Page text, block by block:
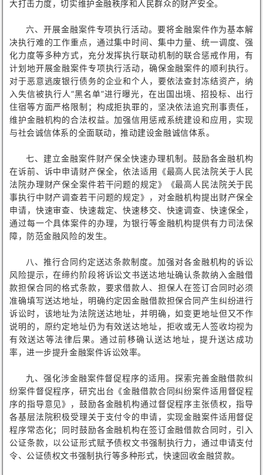
大打击力度，切实维护金融秩序和人民群众的财产安全。
六、开展金融案件专项执行活动。要将金融案件作为基本解
决执行难的工作重点，通过集中时间、集中力量、统一调度、强
化力度等多种方式，充分发挥执行联动机制的联合惩戒作用，有
计划地开展金融案件专项执行活动，确保金融案件的顺利执行。
对于恶意逃废银行债务的企业和个人，要依法查封冻结资产，纳
入失信被执行人“黑名单”进行曝光，在出国出境、招投标、出行
住宿等方面严格限制；构成拒执罪的，坚决依法追究刑事责任，
维护金融机构的合法权益。加强信用惩戒系统建设和应用，实现
与社会诚信体系的全面联动，推动建设金融诚信体系。
七、建立金融案件财产保全快速办理机制。鼓励各金融机构
在诉前、诉中申请财产保全，依法适用《最高人民法院关于人民
法院办理财产保全案件若干问题的规定》《最高人民法院关于民
事执行中财产调查若干问题的规定》，对金融机构提出财产保全
申请，快速审查、快速裁定、快速移交、快速调查、快速保全，
通过每一个具体案件的办理，为银行等金融机构提供有力司法保
障，防范金融风险的发生。
八、推行合同约定送达条款制度。加强对各金融机构的诉讼
风险提示，在缔约阶段将诉讼文书送达地址确认条款纳入金融借
款担保合同的格式条款，要求借款人、担保人在签订合同时必须
准确填写送达地址，明确约定因金融借款担保合同产生纠纷进行
诉讼时，该地址为法院送达地址，并明确，如变更地址但又不作
说明的，原约定地址仍为有效送达地址，拒收或无人签收均视为
有效送达等法律后果。通过前移确认送达地址，提升送达成功
率，进一步提升金融案件诉讼效率。
九、强化涉金融案件督促程序的适用。探索完善金融借款纠
纷案件督促程序，研究出台《金融借款合同纠纷案件适用督促程
序的指导意见》，鼓励各金融机构通过督促程序主张债权，指导
各基层法院积极受理关于支付令的申请，实现金融案件适用督促
程序常态化；同时鼓励各金融机构在签订金融借款合同时，引入
公证条款，以公证形式赋予债权文书强制执行力，通过申请支付
令、公证债权文书强制执行等多种形式，快速回收金融贷款。